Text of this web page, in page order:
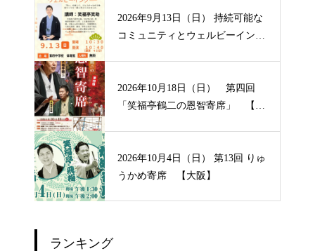
2026年9月13日（日） 持続可能な
コミュニティとウェルビーイン
2026年10月18日（日） 第四回
「笑福亭鶴二の恩智寄席」 【大
2026年10月4日（日） 第13回 りゅ
うかめ寄席 【大阪】
ランキング